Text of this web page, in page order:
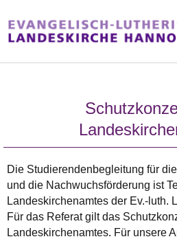
Die Studierendenbegleitung für
und die Nachwuchsförderung ist
Landeskirchenamtes der Ev.-luth.
Für das Referat gilt das
Landeskirchenamtes. Für unsere